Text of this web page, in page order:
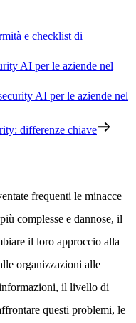
e checklist di
AI per le aziende nel
AI per le aziende nel
differenze chiave
frequenti le minacce
complesse e dannose, il
il loro approccio alla
organizzazioni alle
il livello di
questi problemi, le